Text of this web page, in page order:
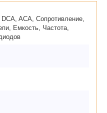
DCA, ACA, Сопротивление,
Емкость, Частота,